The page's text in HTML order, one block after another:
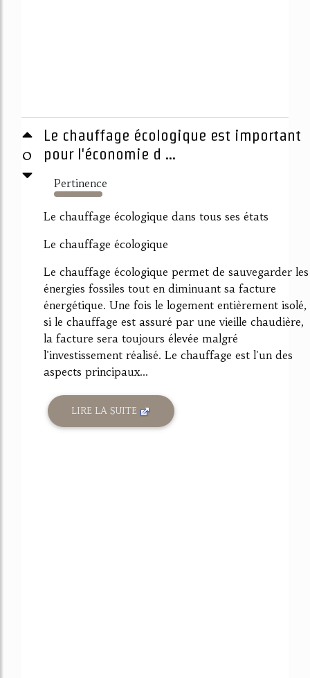
0
Le chauffage écologique est important
pour l'économie d ...
Pertinence
5808%
Le chauffage écologique dans tous ses états
Le chauffage écologique
Le chauffage écologique permet de sauvegarder les
énergies fossiles tout en diminuant sa facture
énergétique. Une fois le logement entièrement isolé,
si le chauffage est assuré par une vieille chaudière,
la facture sera toujours élevée malgré
l'investissement réalisé. Le chauffage est l'un des
aspects principaux...
LIRE LA SUITE